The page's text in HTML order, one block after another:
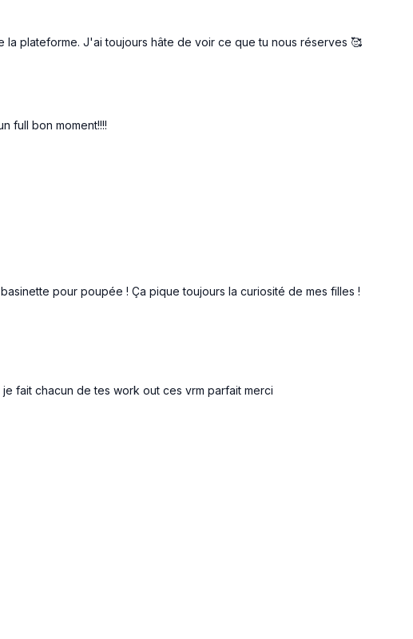
plateforme. J'ai toujours hâte de voir ce que tu nous réserves 🥰
full bon moment!!!!
pour poupée ! Ça pique toujours la curiosité de mes filles !
fait chacun de tes work out ces vrm parfait merci